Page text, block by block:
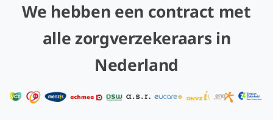
We hebben een contract met
alle zorgverzekeraars in
Nederland